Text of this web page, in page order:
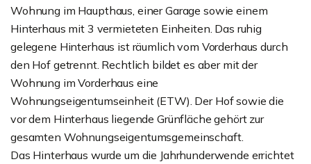
Wohnung im Haupthaus, einer Garage sowie einem
Hinterhaus mit 3 vermieteten Einheiten. Das ruhig
gelegene Hinterhaus ist räumlich vom Vorderhaus durch
den Hof getrennt. Rechtlich bildet es aber mit der
Wohnung im Vorderhaus eine
Wohnungseigentumseinheit (ETW). Der Hof sowie die
vor dem Hinterhaus liegende Grünfläche gehört zur
gesamten Wohnungseigentumsgemeinschaft.
Das Hinterhaus wurde um die Jahrhunderwende errichtet